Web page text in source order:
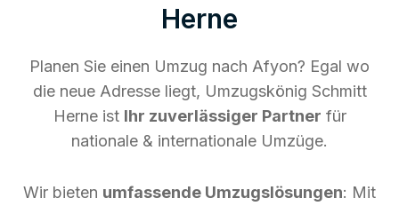
Herne
Planen Sie einen Umzug nach Afyon? Egal wo
die neue Adresse liegt, Umzugskönig Schmitt
Herne ist Ihr zuverlässiger Partner für
nationale & internationale Umzüge.
Wir bieten umfassende Umzugslösungen: Mit